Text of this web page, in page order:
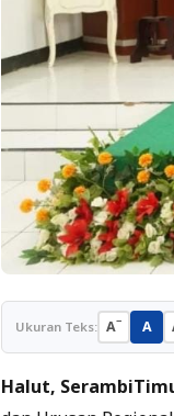
Ukuran Teks: A− A
Halut,